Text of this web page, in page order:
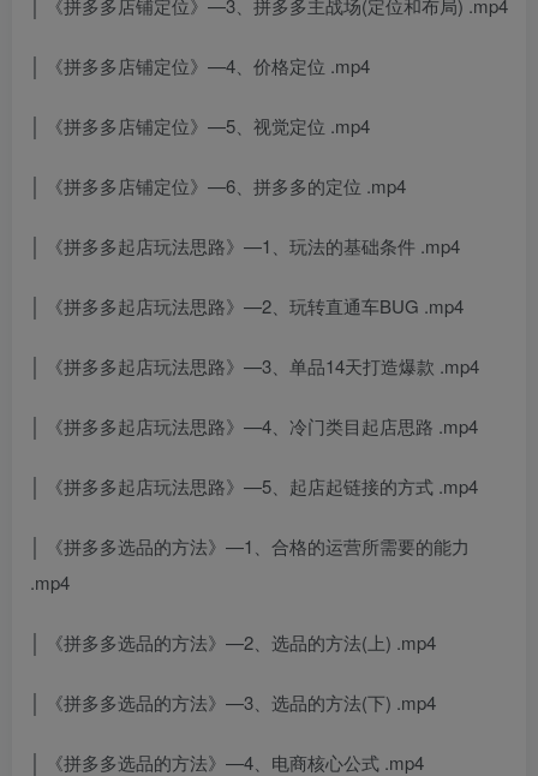
│ 《拼多多店铺定位》—3、拼多多主战场(定位和布局) .mp4
│ 《拼多多店铺定位》—4、价格定位 .mp4
│ 《拼多多店铺定位》—5、视觉定位 .mp4
│ 《拼多多店铺定位》—6、拼多多的定位 .mp4
│ 《拼多多起店玩法思路》—1、玩法的基础条件 .mp4
│ 《拼多多起店玩法思路》—2、玩转直通车BUG .mp4
│ 《拼多多起店玩法思路》—3、单品14天打造爆款 .mp4
│ 《拼多多起店玩法思路》—4、冷门类目起店思路 .mp4
│ 《拼多多起店玩法思路》—5、起店起链接的方式 .mp4
│ 《拼多多选品的方法》—1、合格的运营所需要的能力
.mp4
│ 《拼多多选品的方法》—2、选品的方法(上) .mp4
│ 《拼多多选品的方法》—3、选品的方法(下) .mp4
│ 《拼多多选品的方法》—4、电商核心公式 .mp4